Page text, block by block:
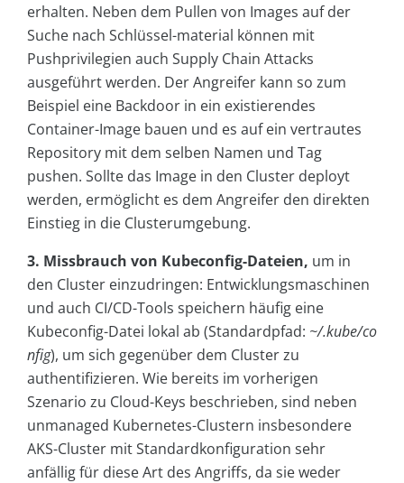
erhalten. Neben dem Pullen von Images auf der
Suche nach Schlüssel-material können mit
Pushprivilegien auch Supply Chain Attacks
ausgeführt werden. Der Angreifer kann so zum
Beispiel eine Backdoor in ein existierendes
Container-Image bauen und es auf ein vertrautes
Repository mit dem selben Namen und Tag
pushen. Sollte das Image in den Cluster deployt
werden, ermöglicht es dem Angreifer den direkten
Einstieg in die Clusterumgebung.
3. Missbrauch von Kubeconfig-Dateien, um in
den Cluster einzudringen: Entwicklungsmaschinen
und auch CI/CD-Tools speichern häufig eine
Kubeconfig-Datei lokal ab (Standardpfad: ~/.kube/co
nfig), um sich gegenüber dem Cluster zu
authentifizieren. Wie bereits im vorherigen
Szenario zu Cloud-Keys beschrieben, sind neben
unmanaged Kubernetes-Clustern insbesondere
AKS-Cluster mit Standardkonfiguration sehr
anfällig für diese Art des Angriffs, da sie weder